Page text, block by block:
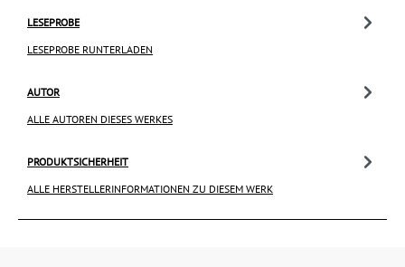
LESEPROBE
LESEPROBE RUNTERLADEN
AUTOR
ALLE AUTOREN DIESES WERKES
PRODUKTSICHERHEIT
ALLE HERSTELLERINFORMATIONEN ZU DIESEM WERK